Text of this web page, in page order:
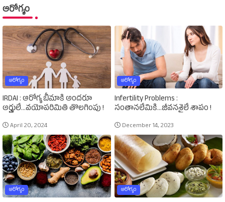
ఆరోగ్యం
ఆరోగ్యం
IRDAI : ఆరోగ్య బీమాకి అందరూ
అర్హులే...వయోపరిమితి తొలగింపు !
April 20, 2024
ఆరోగ్యం
Infertility Problems :
సంతానలేమికి...జీవనశైలే శాపం !
December 14, 2023
ఆరోగ్యం ఆరోగ్యం